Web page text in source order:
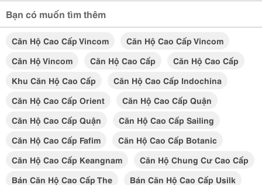
Bạn có muốn tìm thêm
Căn Hộ Cao Cấp Vincom
Căn Hộ Cao Cấp Vincom
Căn Hộ Vincom
Căn Hộ Cao Cấp
Căn Hộ Cao Cấp
Khu Căn Hộ Cao Cấp
Căn Hộ Cao Cấp Indochina
Căn Hộ Cao Cấp Orient
Căn Hộ Cao Cấp Quận
Căn Hộ Cao Cấp Quận
Căn Hộ Cao Cấp Sailing
Căn Hộ Cao Cấp Fafim
Căn Hộ Cao Cấp Botanic
Căn Hộ Cao Cấp Keangnam
Căn Hộ Chung Cư Cao Cấp
Bán Căn Hộ Cao Cấp The
Bán Căn Hộ Cao Cấp Usilk